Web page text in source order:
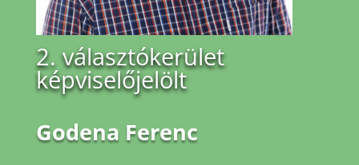
2. választókerület
képviselőjelölt
Godena Ferenc